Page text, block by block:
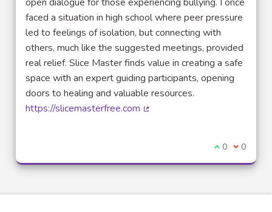
faced a situation in high school where peer pressure
led to feelings of isolation, but connecting with
others, much like the suggested meetings, provided
real relief. Slice Master finds value in creating a safe
space with an expert guiding participants, opening
doors to healing and valuable resources.
https://slicemasterfree.com
Je suis
0 Je ne
0